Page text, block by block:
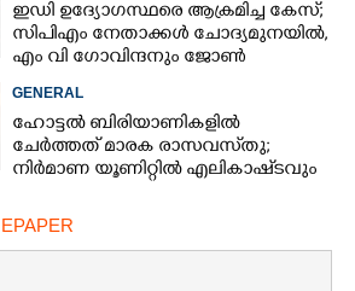
ഇഡി ഉദ്യോഗസ്ഥരെ ആക്രമിച്ച കേസ്;
സിപിഎം നേതാക്കൾ ചോദ്യമുനയിൽ,
എം വി ഗോവിന്ദനും ജോൺ
ബ്രിട്ടാസിനും നോട്ടീസ്
GENERAL
ഹോട്ടൽ ബിരിയാണികളിൽ
ചേർത്തത് മാരക രാസവസ്‌തു;
നിർമാണ യൂണിറ്റിൽ എലികാഷ്‌ടവും
EPAPER